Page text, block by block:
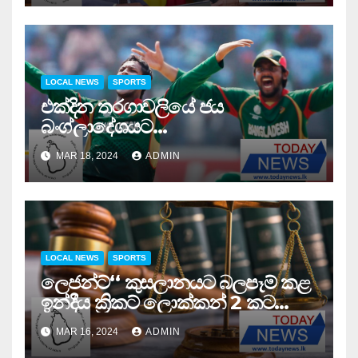
LOCAL NEWS SPORTS
එක්දින තරගාවලියේ ජය
බංග්ලාදේශයට…
MAR 18, 2024 ADMIN
LOCAL NEWS SPORTS
ලෙජන්ට්‘‘ කුසලානයට බලපෑම් කළ
ඉන්දීය ක්‍රිකට් ලොක්කන් 2 කට
තහනම් නියෝග …
MAR 16, 2024 ADMIN